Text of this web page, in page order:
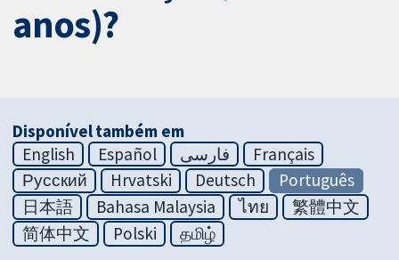
anos)?
Disponível também em
English
Español فارسی
Français
Русский
Hrvatski Deutsch
Português
日本語
Bahasa Malaysia ไทย
繁體中文
简体中文
Polski தமிழ்